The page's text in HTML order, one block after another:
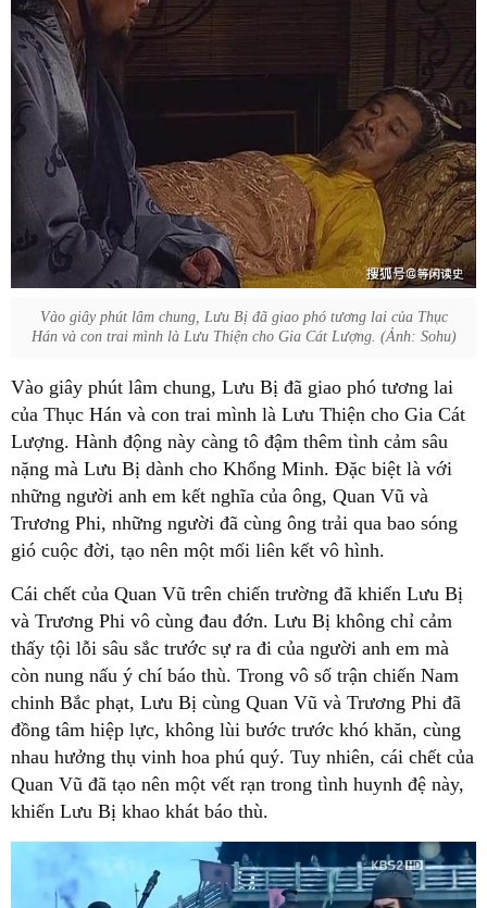
Vào giây phút lâm chung, Lưu Bị đã giao phó tương lai của Thục
Hán và con trai mình là Lưu Thiện cho Gia Cát Lượng. (Ảnh: Sohu)
Vào giây phút lâm chung, Lưu Bị đã giao phó tương lai
của Thục Hán và con trai mình là Lưu Thiện cho Gia Cát
Lượng. Hành động này càng tô đậm thêm tình cảm sâu
nặng mà Lưu Bị dành cho Khổng Minh. Đặc biệt là với
những người anh em kết nghĩa của ông, Quan Vũ và
Trương Phi, những người đã cùng ông trải qua bao sóng
gió cuộc đời, tạo nên một mối liên kết vô hình.
Cái chết của Quan Vũ trên chiến trường đã khiến Lưu Bị
và Trương Phi vô cùng đau đớn. Lưu Bị không chỉ cảm
thấy tội lỗi sâu sắc trước sự ra đi của người anh em mà
còn nung nấu ý chí báo thù. Trong vô số trận chiến Nam
chinh Bắc phạt, Lưu Bị cùng Quan Vũ và Trương Phi đã
đồng tâm hiệp lực, không lùi bước trước khó khăn, cùng
nhau hưởng thụ vinh hoa phú quý. Tuy nhiên, cái chết của
Quan Vũ đã tạo nên một vết rạn trong tình huynh đệ này,
khiến Lưu Bị khao khát báo thù.